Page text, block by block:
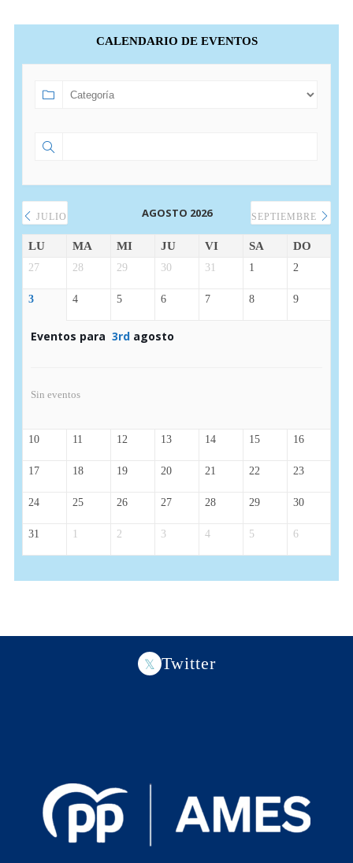
CALENDARIO DE EVENTOS
JULIO AGOSTO 2026 SEPTIEMBRE
LU MA MI JU VI SA DO
27 28 29 30 31 1 2
3 4 5 6 7 8 9
Eventos para 3rdagosto
Sin eventos
10 11 12 13 14 15 16
17 18 19 20 21 22 23
24 25 26 27 28 29 30
31 1 2 3 4 5 6
Twitter